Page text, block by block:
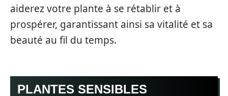
aiderez votre plante à se rétablir et à
prospérer, garantissant ainsi sa vitalité et sa
beauté au fil du temps.
PLANTES SENSIBLES